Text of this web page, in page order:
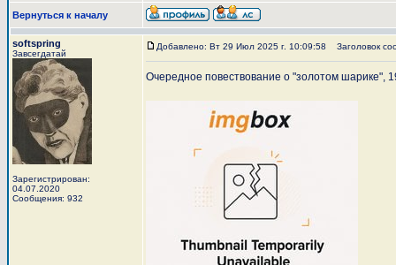
Вернуться к началу
softspring
Завсегдатай
Зарегистрирован:
04.07.2020
Сообщения: 932
Добавлено: Вт 29 Июл 2025 г. 10:09:58 Заголовок
Очередное повествование о "золотом шарике",